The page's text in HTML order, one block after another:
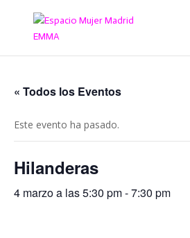
« Todos los Eventos
Este evento ha pasado.
Hilanderas
4 marzo a las 5:30 pm-7:30 pm